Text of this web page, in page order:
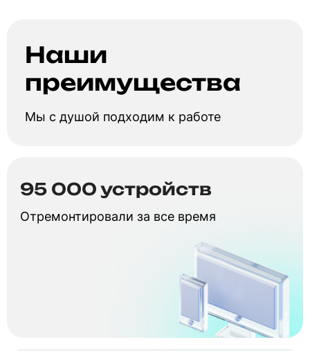
Наши
преимущества
Мы с душой подходим к работе
95 000 устройств
Отремонтировали за все время